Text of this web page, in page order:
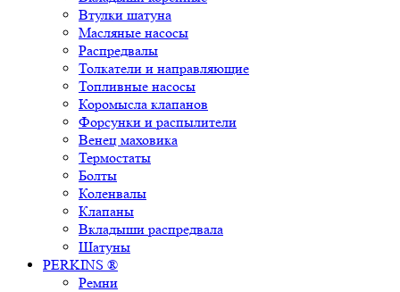
Втулки шатуна
Масляные насосы
Распредвалы
Толкатели и направляющие
Топливные насосы
Коромысла клапанов
Форсунки и распылители
Венец маховика
Термостаты
Болты
Коленвалы
Клапаны
Вкладыши распредвала
Шатуны
PERKINS ®
Ремни